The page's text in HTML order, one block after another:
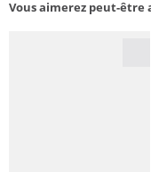
Vous aimerez peut-être